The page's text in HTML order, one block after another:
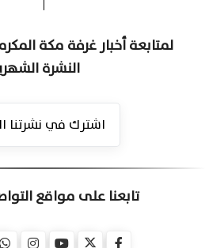
لمتابعة أخبار غرفة مكة
النشرة
اشترك في نشرتنا
تابعنا على مواقع